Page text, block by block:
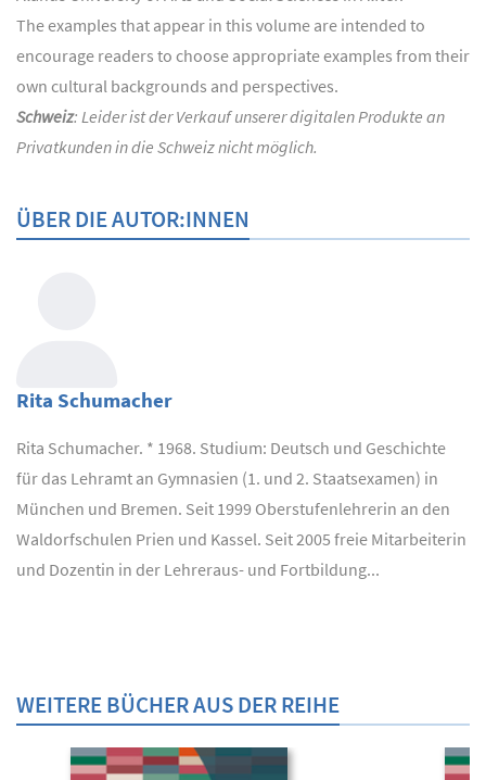
The examples that appear in this volume are intended to
encourage readers to choose appropriate examples from their
own cultural backgrounds and perspectives.
Schweiz: Leider ist der Verkauf unserer digitalen Produkte an
Privatkunden in die Schweiz nicht möglich.
ÜBER DIE AUTOR:INNEN
Rita Schumacher
Rita Schumacher. * 1968. Studium: Deutsch und Geschichte
für das Lehramt an Gymnasien (1. und 2. Staatsexamen) in
München und Bremen. Seit 1999 Oberstufenlehrerin an den
Waldorfschulen Prien und Kassel. Seit 2005 freie Mitarbeiterin
und Dozentin in der Lehreraus- und Fortbildung...
WEITERE BÜCHER AUS DER REIHE